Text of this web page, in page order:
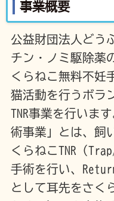
事業概要
公益財団法人どう
チン・ノミ駆除薬
くらねこ無料不妊
猫活動を行うボラ
TNR事業を行いま
術事業」とは、飼
くらねこTNR（
手術を行い、
として耳先をさく